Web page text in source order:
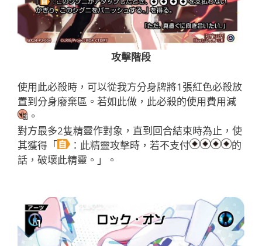
攻擊階段
使用此必殺時，可以從我方分身牌將1張紅色必殺放
置到分身廢棄區。若如此做，此必殺的使用費用減
。
對方最多2隻精靈作對象，直到回合結束時為止，使
其獲得「
：此精靈攻擊時，若不支付
的
話，破壞此精靈。」。